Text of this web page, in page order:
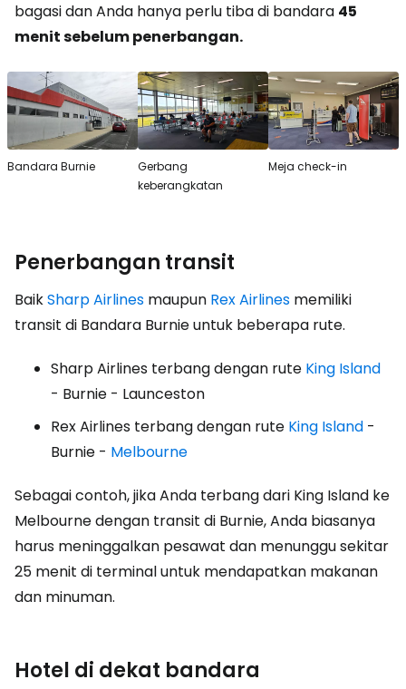
bagasi dan Anda hanya perlu tiba di bandara 45
menit sebelum penerbangan.
Bandara Burnie
Gerbang
keberangkatan
Meja check-in
Penerbangan transit
BaikSharp Airlines maupun Rex Airlines memiliki
transit di Bandara Burnie untuk beberapa rute.
Sharp Airlines terbang dengan rute King Island
- Burnie - Launceston
Rex Airlines terbang dengan rute King Island -
Burnie - Melbourne
Sebagai contoh, jika Anda terbang dari King Island ke
Melbourne dengan transit di Burnie, Anda biasanya
harus meninggalkan pesawat dan menunggu sekitar
25 menit di terminal untuk mendapatkan makanan
dan minuman.
Hotel di dekat bandara